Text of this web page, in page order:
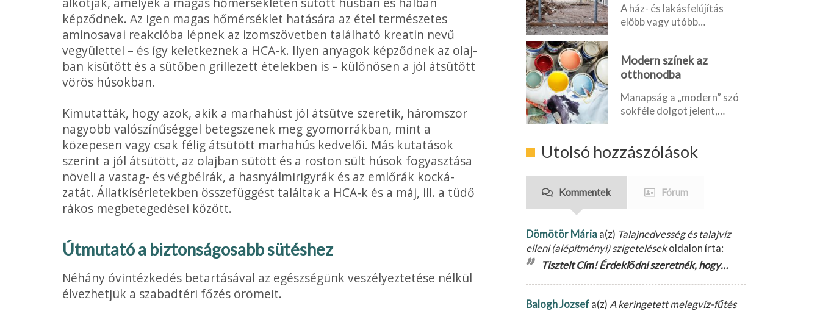
képződnek. Az igen magas hőmérsék­let hatására az étel természetes
aminosavai reakcióba lépnek az izomszövetben található kreatin nevű
vegyülettel – és így keletkeznek a HCA-k. Ilyen anyagok képződnek az olaj­
ban kisütött és a sütőben grillezett ételekben is – különösen a jól átsütött
vörös húsokban.
Kimutatták, hogy azok, akik a marhahúst jól átsütve szeretik, háromszor
nagyobb való­színűséggel betegszenek meg gyomorrákban, mint a
közepesen vagy csak félig átsütött marhahús kedvelői. Más kutatások
szerint a jól átsütött, az olajban sütött és a roston sült húsok fogyasztása
növeli a vastag- és végbél­rák, a hasnyálmirigyrák és az emlőrák kocká­
zatát. Állatkísérletekben összefüggést találtak a HCA-k és a máj, ill. a tüdő
rákos megbete­gedései között.
Útmutató a biztonságosabb sütéshez
Néhány óvintézkedés betartásával az egész­ségünk veszélyeztetése nélkül
élvezhetjük a szabadtéri főzés örömeit.
A ház- és lakásfelújítás
előbb vagy utóbb…
Modern színek az
otthonodba
Manapság a „modern” szó
sokféle dolgot jelent,…
Utolsó hozzászólások
Kommentek Fórum
Dömötör Máriaa(z) Talajnedvesség és talajvíz
elleni (alépítményi) szigetelésekoldalon írta:
Tisztelt Cím! Érdeklődni szeretnék, hogy…
Balogh Jozsefa(z) A keringetett melegvíz-fűtés